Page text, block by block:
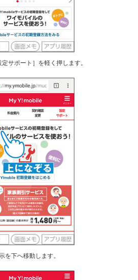
サポート］を軽く押します。
を下へ移動します。